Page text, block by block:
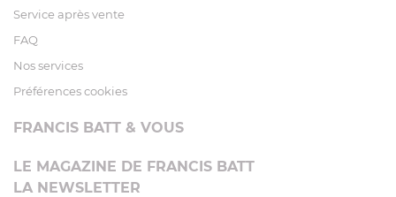
Service après vente
FAQ
Nos services
Préférences cookies
FRANCIS BATT & VOUS
LE MAGAZINE DE FRANCIS BATT
LA NEWSLETTER